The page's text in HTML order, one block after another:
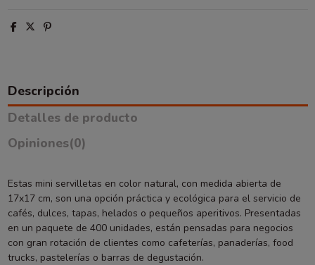
Descripción
Detalles de producto
Opiniones(0)
Estas mini servilletas en color natural, con medida abierta de
17x17 cm, son una opción práctica y ecológica para el servicio de
cafés, dulces, tapas, helados o pequeños aperitivos. Presentadas
en un paquete de 400 unidades, están pensadas para negocios
con gran rotación de clientes como cafeterías, panaderías, food
trucks, pastelerías o barras de degustación.